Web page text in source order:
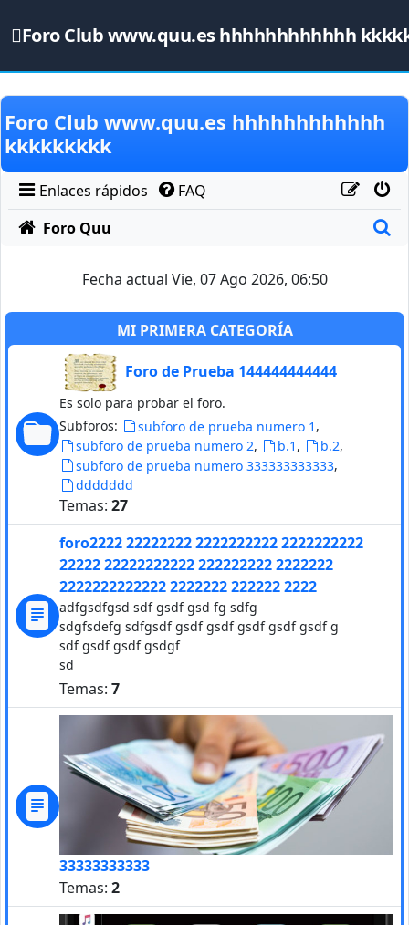
Foro Club www.quu.es hhhhhhhhhhhh
Obviar
Foro Club www.quu.es hhhhhhhhhhhh
kkkkkkkkk
Enlaces rápidos
FAQ
Foro Quu
Fecha actual Vie, 07 Ago 2026, 06:50
MI PRIMERA CATEGORÍA
Foro de Prueba 144444444444
Es solo para probar el foro.
Subforos:
subforo de prueba numero 1 ,
subforo de prueba numero 2, b.1 , b.2,
subforo de prueba numero 333333333333,
ddddddd
Temas: 27
foro2222 22222222 2222222222 2222222222
22222 22222222222 222222222 2222222
2222222222222 2222222 222222 2222
adfgsdfgsd sdf gsdf gsd fg sdfg
sdgfsdefg sdfgsdf gsdf gsdf gsdf gsdf gsdf g
sdf gsdf gsdf gsdgf
sd
Temas: 7
33333333333
Temas: 2